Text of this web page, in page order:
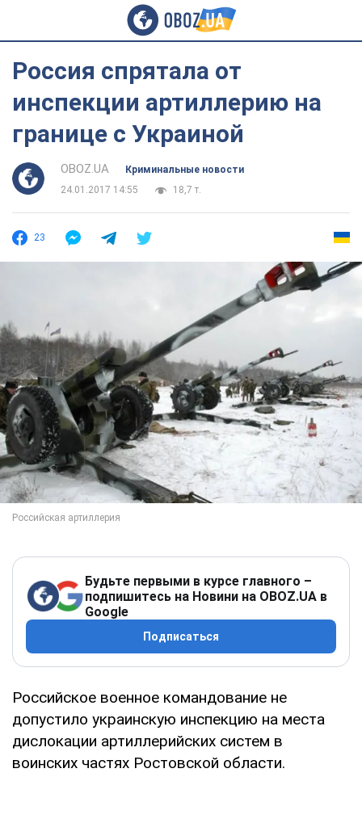
Россия спрятала от
инспекции артиллерию на
границе с Украиной
OBOZ.UA
Криминальные новости
24.01.2017 14:55
18,7 т.
23
Будьте первыми в курсе главного –
подпишитесь на Новини на OBOZ.UA в
Google
Подписаться
Российское военное командование не
допустило украинскую инспекцию на места
дислокации артиллерийских систем в
воинских частях Ростовской области.